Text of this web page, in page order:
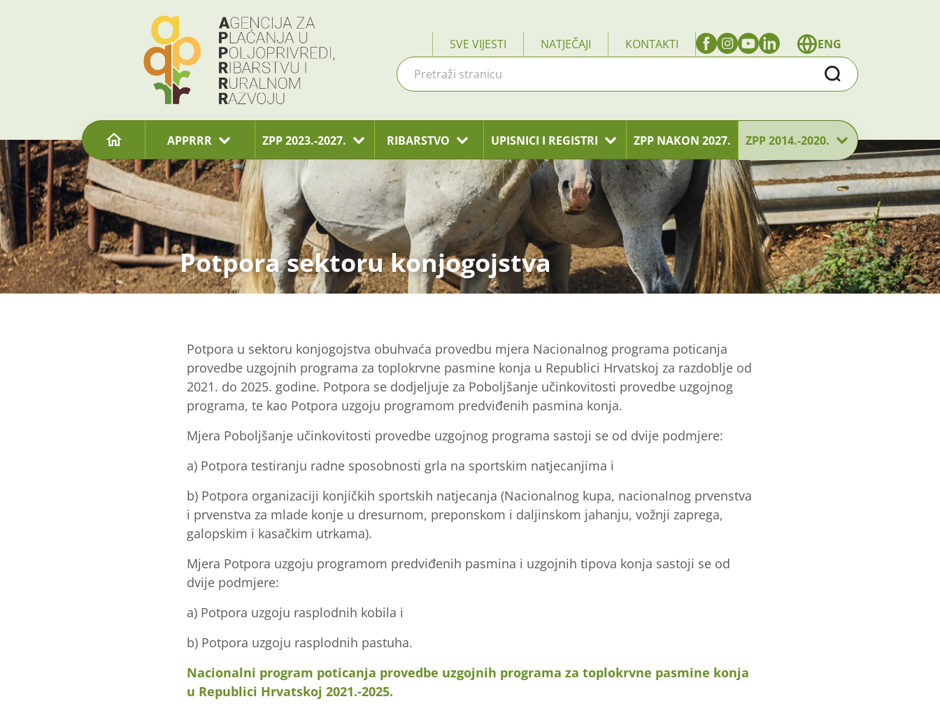
SVE VIJESTI NATJEČAJI KONTAKTI
ENG
Traži
APPRRR ZPP 2023.-2027. RIBARSTVO UPISNICI I REGISTRI ZPP NAKON 2027. ZPP 2014.-2020.
Potpora sektoru konjogojstva
Potpora u sektoru konjogojstva obuhvaća provedbu mjera Nacionalnog programa poticanja
provedbe uzgojnih programa za toplokrvne pasmine konja u Republici Hrvatskoj za razdoblje od
2021. do 2025. godine. Potpora se dodjeljuje za Poboljšanje učinkovitosti provedbe uzgojnog
programa, te kao Potpora uzgoju programom predviđenih pasmina konja.
Mjera Poboljšanje učinkovitosti provedbe uzgojnog programa sastoji se od dvije podmjere:
a) Potpora testiranju radne sposobnosti grla na sportskim natjecanjima i
b) Potpora organizaciji konjičkih sportskih natjecanja (Nacionalnog kupa, nacionalnog prvenstva
i prvenstva za mlade konje u dresurnom, preponskom i daljinskom jahanju, vožnji zaprega,
galopskim i kasačkim utrkama).
Mjera Potpora uzgoju programom predviđenih pasmina i uzgojnih tipova konja sastoji se od
dvije podmjere:
a) Potpora uzgoju rasplodnih kobila i
b) Potpora uzgoju rasplodnih pastuha.
Nacionalni program poticanja provedbe uzgojnih programa za toplokrvne pasmine konja
u Republici Hrvatskoj 2021.-2025.